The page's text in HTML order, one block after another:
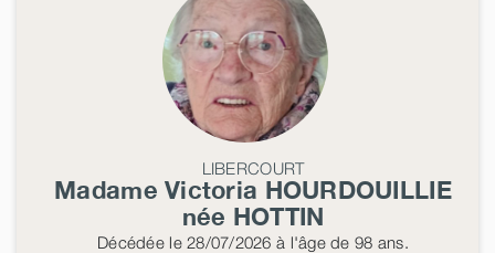
LIBERCOURT
Madame Victoria HOURDOUILLIE
née HOTTIN
Décédéele 28/07/2026 à l'âge de 98 ans.